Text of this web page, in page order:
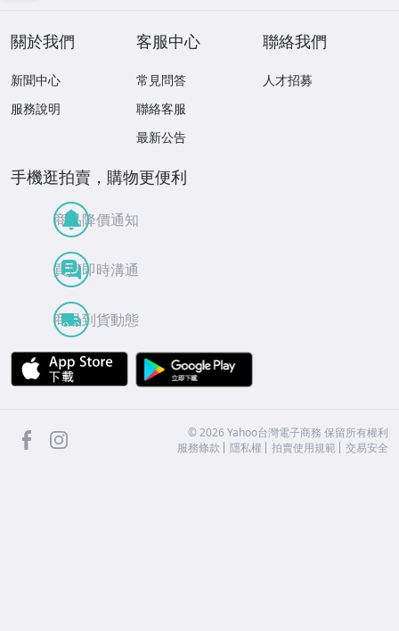
關於我們
新聞中心
服務說明
客服中心
常見問答
聯絡客服
最新公告
聯絡我們
人才招募
手機逛拍賣，購物更便利
商品降價通知
買賣即時溝通
商品到貨動態
APP Store
facebook ©2026 Yahoo台灣電子商務 保留所有權利
服務條款
隱私權 拍賣使用規範 交易安全